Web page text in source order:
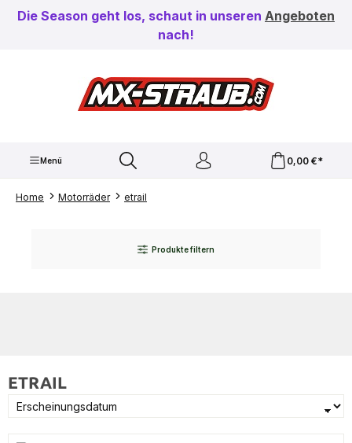
Zum Hauptinhalt springen
Die Season geht los, schaut in unseren Angeboten
nach!
Menü 0,00 €*
Home Motorräder etrail
Produkte filtern
ETRAIL